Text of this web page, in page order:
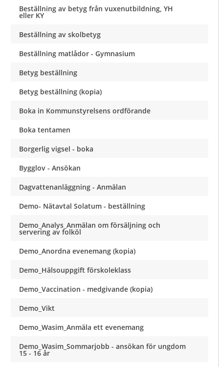
Beställning av betyg från vuxenutbildning, YH
eller KY
Beställning av skolbetyg
Beställning matlådor - Gymnasium
Betyg beställning
Betyg beställning (kopia)
Boka in Kommunstyrelsens ordförande
Boka tentamen
Borgerlig vigsel - boka
Bygglov - Ansökan
Dagvattenanläggning - Anmälan
Demo- Nätavtal Solatum - beställning
Demo_Analys_Anmälan om försäljning och
servering av folköl
Demo_Anordna evenemang (kopia)
Demo_Hälsouppgift förskoleklass
Demo_Vaccination - medgivande (kopia)
Demo_Vikt
Demo_Wasim_Anmäla ett evenemang
Demo_Wasim_Sommarjobb - ansökan för ungdom
15 - 16 år